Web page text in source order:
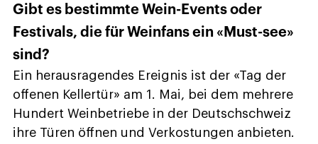
Gibt es bestimmte Wein-Events oder
Festivals, die für Weinfans ein «Must-see»
sind?
Ein herausragendes Ereignis ist der «Tag der
offenen Kellertür» am 1. Mai, bei dem mehrere
Hundert Weinbetriebe in der Deutschschweiz
ihre Türen öffnen und Verkostungen anbieten.